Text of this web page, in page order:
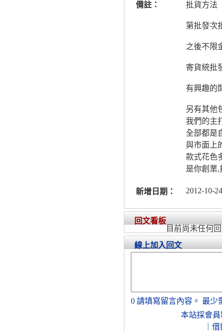
備註： 批貨方法
第批發次
之後不限
寄貨統批
有興趣的
另有其他
我們的主
全部都是
與市面上
款式花色
是你創業,
新增日期： 2012-10-
回文看板
目前尚未任何
線上加入回文
0 請填寫留言內容。 最少
本站採會員
借